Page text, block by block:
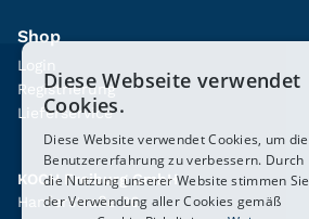
Shop
Login
Registrierung
Lieferservice
KOCH Freiburg GmbH
Hanferstraße 26
Diese Webseite verwendet
Cookies.
Diese Website verwendet Cookies, um die
Benutzererfahrung zu verbessern. Durch
die Nutzung unserer Website stimmen Sie
der Verwendung aller Cookies gemäß